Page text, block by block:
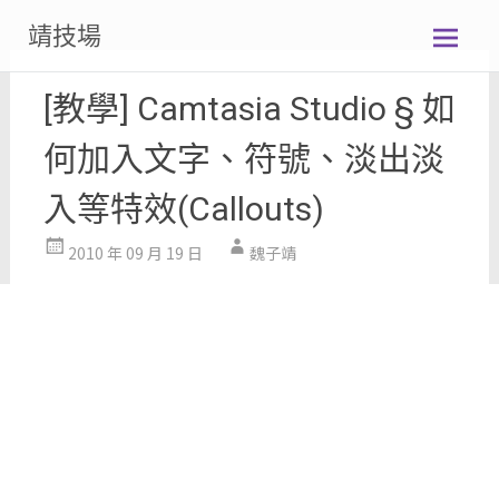
content
靖技場
[教學] Camtasia Studio § 如
何加入文字、符號、淡出淡
入等特效(Callouts)
2010 年 09 月 19 日 魏子靖